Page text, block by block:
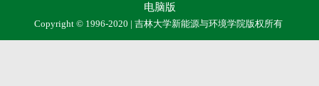
电脑版
Copyright © 1996-2020 | 吉林大学新能源与环境学院版权所有